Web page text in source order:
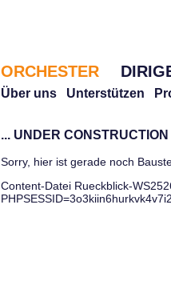
ORCHESTER
Über uns Unterstützen
... UNDER CONSTRUCTION
Sorry, hier ist gerade noch
Content-Datei Rueckblick-